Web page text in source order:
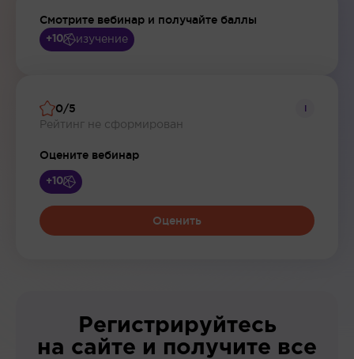
Смотрите вебинар и получайте баллы
+10 изучение
0/5
Рейтинг не сформирован
i
Оцените вебинар
+10
Оценить
Регистрируйтесь
на сайте и получите все